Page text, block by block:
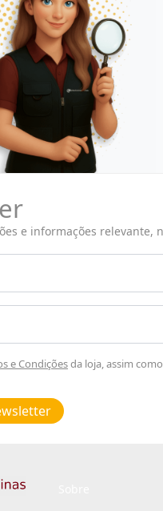
e informações relevante,
e Condiçõesda loja, assim